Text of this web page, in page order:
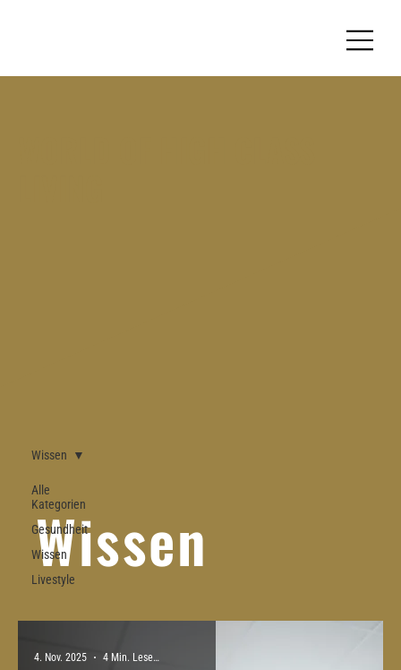
Alle
Kategorien
Gesundheit
Wissen
Livestyle
Wissen
Wissen
4. Nov. 2025 4 Min. Lesezeit